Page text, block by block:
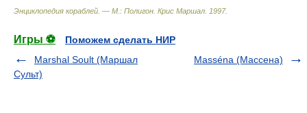
Энциклопедия кораблей. — М.: Полигон Крис Маршал 1997.
Игры ⚽
Поможем сделать НИР
Marshal Soult (Маршал
Сульт)
Masséna (Массена)